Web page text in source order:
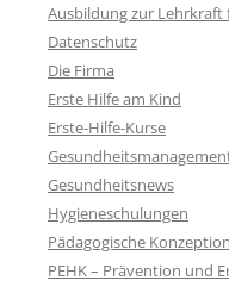
Ausbildung zur Lehrkraft
Datenschutz
Die Firma
Erste Hilfe am Kind
Erste-Hilfe-Kurse
Gesundheitsnews
Hygieneschulungen
Pädagogische
PEHK – Prävention und